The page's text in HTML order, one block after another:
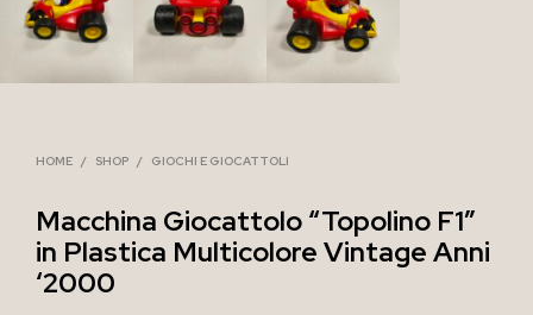
HOME / SHOP / GIOCHI E GIOCATTOLI
Macchina Giocattolo “Topolino F1”
in Plastica Multicolore Vintage Anni
‘2000